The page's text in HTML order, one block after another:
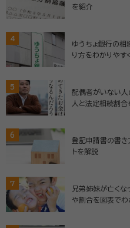
を紹介
4
ゆうちょ銀行の
り方をわかりやす
5
配偶者がいない人
人と法定相続割合
6
登記申請書の書き
トを解説
7
兄弟姉妹が亡く
や割合を図表でわ